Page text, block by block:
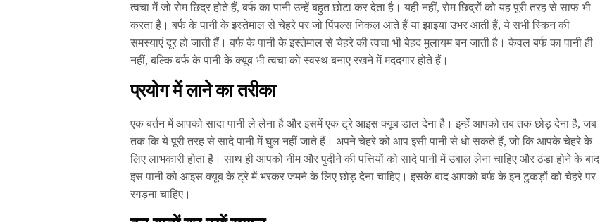
त्वचा में जो रोम छिद्र होते हैं, बर्फ का पानी उन्हें बहुत छोटा कर देता है। यही नहीं, रोम छिद्रों को यह पूरी तरह से साफ भी
करता है। बर्फ के पानी के इस्तेमाल से चेहरे पर जो पिंपल्स निकल आते हैं या झाइयां उभर आती हैं, ये सभी स्किन की
समस्याएं दूर हो जाती हैं। बर्फ के पानी के इस्तेमाल से चेहरे की त्वचा भी बेहद मुलायम बन जाती है। केवल बर्फ का पानी ही
नहीं, बल्कि बर्फ के पानी के क्यूब भी त्वचा को स्वस्थ बनाए रखने में मददगार होते हैं।
प्रयोग में लाने का तरीका
एक बर्तन में आपको सादा पानी ले लेना है और इसमें एक ट्रे आइस क्यूब डाल देना है। इन्हें आपको तब तक छोड़ देना है, जब
तक कि ये पूरी तरह से सादे पानी में घुल नहीं जाते हैं। अपने चेहरे को आप इसी पानी से धो सकते हैं, जो कि आपके चेहरे के
लिए लाभकारी होता है। साथ ही आपको नीम और पुदीने की पत्तियों को सादे पानी में उबाल लेना चाहिए और ठंडा होने के बाद
इस पानी को आइस क्यूब के ट्रे में भरकर जमने के लिए छोड़ देना चाहिए। इसके बाद आपको बर्फ के इन टुकड़ों को चेहरे पर
रगड़ना चाहिए।